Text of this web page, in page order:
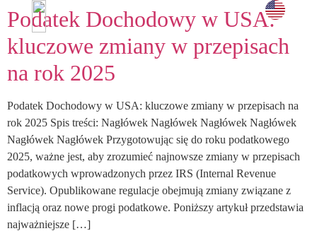
Podatek Dochodowy w USA:
kluczowe zmiany w przepisach
na rok 2025
Podatek Dochodowy w USA: kluczowe zmiany w przepisach na
rok 2025 Spis treści: Nagłówek Nagłówek Nagłówek Nagłówek
Nagłówek Nagłówek Przygotowując się do roku podatkowego
2025, ważne jest, aby zrozumieć najnowsze zmiany w przepisach
podatkowych wprowadzonych przez IRS (Internal Revenue
Service). Opublikowane regulacje obejmują zmiany związane z
inflacją oraz nowe progi podatkowe. Poniższy artykuł przedstawia
najważniejsze […]